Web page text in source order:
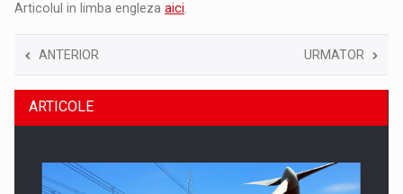
Articolul in limba englezaaici
ANTERIOR URMATOR
ARTICOLE